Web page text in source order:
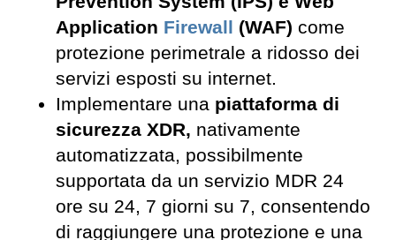
Application Firewall (WAF) come
protezione perimetrale a ridosso dei
servizi esposti su internet.
Implementare una piattaforma di
sicurezza XDR, nativamente
automatizzata, possibilmente
supportata da un servizio MDR 24
ore su 24, 7 giorni su 7, consentendo
di raggiungere una protezione e una